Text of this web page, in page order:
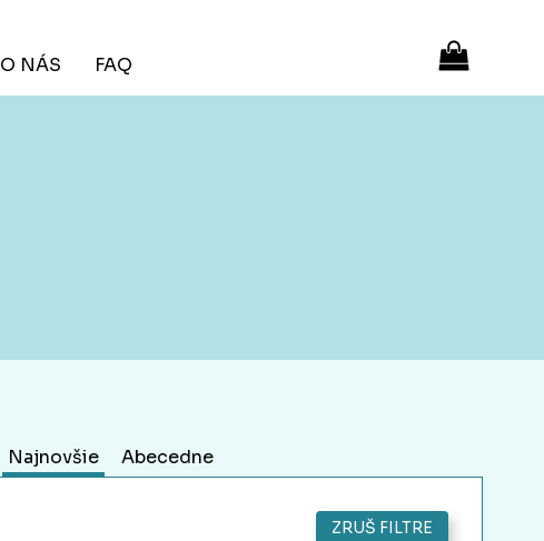
O NÁS FAQ
Najnovšie Abecedne
ZRUŠ FILTRE